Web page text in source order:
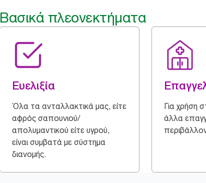
Βασικά πλεονεκτήματα
Ευελιξία
Όλα τα ανταλλακτικά μας, είτε
αφρός σαπουνιού/
απολυμαντικού είτε υγρού,
είναι συμβατά με σύστημα
διανομής.
Για χρήση
άλλα